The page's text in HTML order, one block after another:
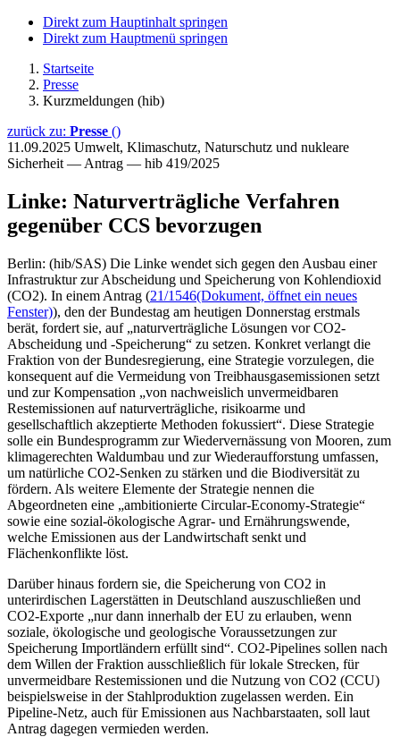
Direkt zum Hauptinhalt springen
Direkt zum Hauptmenü springen
Startseite
Presse
Kurzmeldungen (hib)
zurück zu: Presse ()
11.09.2025 Umwelt, Klimaschutz, Naturschutz und nukleare
Sicherheit — Antrag — hib 419/2025
Linke: Naturverträgliche Verfahren
gegenüber CCS bevorzugen
Berlin: (hib/SAS) Die Linke wendet sich gegen den Ausbau einer
Infrastruktur zur Abscheidung und Speicherung von Kohlendioxid
(CO2). In einem Antrag (21/1546(Dokument, öffnet ein neues
Fenster)), den der Bundestag am heutigen Donnerstag erstmals
berät, fordert sie, auf „naturverträgliche Lösungen vor CO2-
Abscheidung und -Speicherung“ zu setzen. Konkret verlangt die
Fraktion von der Bundesregierung, eine Strategie vorzulegen, die
konsequent auf die Vermeidung von Treibhausgasemissionen setzt
und zur Kompensation „von nachweislich unvermeidbaren
Restemissionen auf naturverträgliche, risikoarme und
gesellschaftlich akzeptierte Methoden fokussiert“. Diese Strategie
solle ein Bundesprogramm zur Wiedervernässung von Mooren, zum
klimagerechten Waldumbau und zur Wiederaufforstung umfassen,
um natürliche CO2-Senken zu stärken und die Biodiversität zu
fördern. Als weitere Elemente der Strategie nennen die
Abgeordneten eine „ambitionierte Circular-Economy-Strategie“
sowie eine sozial-ökologische Agrar- und Ernährungswende,
welche Emissionen aus der Landwirtschaft senkt und
Flächenkonflikte löst.
Darüber hinaus fordern sie, die Speicherung von CO2 in
unterirdischen Lagerstätten in Deutschland auszuschließen und
CO2-Exporte „nur dann innerhalb der EU zu erlauben, wenn
soziale, ökologische und geologische Voraussetzungen zur
Speicherung Importländern erfüllt sind“. CO2-Pipelines sollen nach
dem Willen der Fraktion ausschließlich für lokale Strecken, für
unvermeidbare Restemissionen und die Nutzung von CO2 (CCU)
beispielsweise in der Stahlproduktion zugelassen werden. Ein
Pipeline-Netz, auch für Emissionen aus Nachbarstaaten, soll laut
Antrag dagegen vermieden werden.